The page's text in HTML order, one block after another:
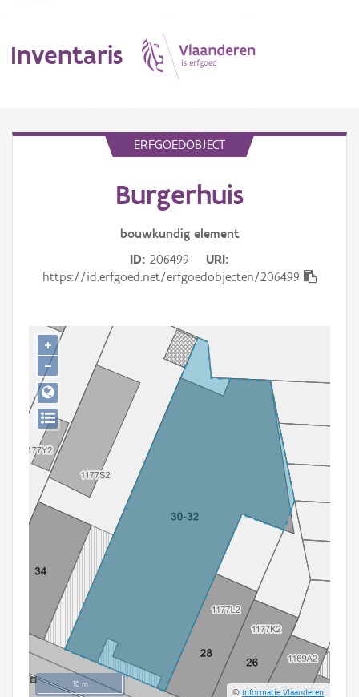
Inventaris
Gebeurtenis
Persoon of collectief
Downloads
Hergebruik
Aanmelden
ERFGOEDOBJECT
Burgerhuis
bouwkundig element
ID 206499
URI
https://id.erfgoed.net/erfgoedobjecten/206499
10 m
©Informatie Vlaanderen
+
−